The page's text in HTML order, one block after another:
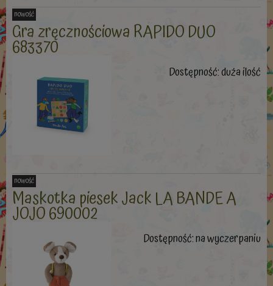
Gra zręcznościowa RAPIDO DUO
683370
Dostępność:duża ilość
nowość
Maskotka piesek Jack LA BANDE A
JOJO 690002
Dostępność:na wyczerpaniu
nowość